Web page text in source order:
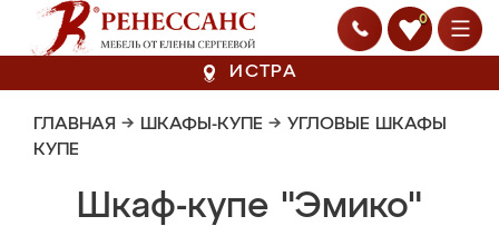
0
ИСТРА
ГЛАВНАЯ → ШКАФЫ-КУПЕ → УГЛОВЫЕ ШКАФЫ
КУПЕ
Шкаф-купе "Эмико"